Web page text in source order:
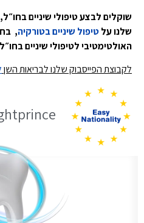
שוקלים לבצע טיפולי שיניים
שלנו עלטיפול שיניים בטורקיה,
האולטימטיבי לטיפולי שיניים
לקבוצת הפייסבוק שלנו לבריאות השן